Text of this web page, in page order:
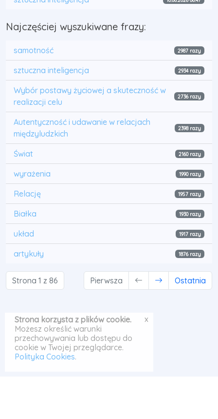
Najczęściej wyszukiwane frazy:
samotność 2987 razy
sztuczna inteligencja 2934 razy
Wybór postawy życiowej a skuteczność w
realizacji celu
2736 razy
Autentyczność i udawanie w relacjach
międzyludzkich
2398 razy
Świat 2160 razy
wyrażenia 1990 razy
Relację 1957 razy
Białka 1930 razy
układ 1917 razy
artykuły 1876 razy
Strona 1 z 86 Pierwsza Ostatnia
Strona korzysta z plików cookie.
Możesz określić warunki
przechowywania lub dostępu do
cookie w Twojej przeglądarce.
Polityka Cookies.
x